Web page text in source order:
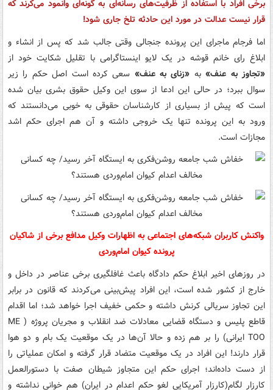
برخی افراد با استفاده از ظرفیت‌های رسانهای به گونه‌ای وانمود می‌کرند که
قرار نیست عدالت در مورد این حادثه تلخ جاری شود!
اما فرجام ماجرای این پرونده جنجالی وقتی جالب شد که پس از انشاء و
ابلاغ رای خانم قوشه در یک لایو اینستاگرامی با تقلیل شکایت خود از
«تجاوز به عنف»به «زنای به عنف» سعی کرده است اصل حکم را زیر
سوال ببرد؛ در حالی این ادعا از سوی این وکیل حقوق بشری بیان شده
است که پیش از بسیاری از کارشناسان حقوقی به خوبی می‌دانستند که
ورود به این پرونده تنها یک خروجی داشته و آن هم اجرای حکم اشد
مجازات است.
واکنش کاربران شبکه‌های اجتماعی به اظهارات وکیل مدافع برخی از شاکیان
پرونده کیوان امام‌وردی
در روزهای اخیر ابلاغ حکم دادگاه باعث غافلگیری برخی عناصر در داخل و
خارج از کشور شده است، این افراد پیش‌بینی می‌کردند که قانون در برابر
این تجاوز سریالی کرنش داشته و حکمی خفیف اجرا خواهد شد؛ اما اقدام
قاطع پلیس و دستگاه قضایی معادلات ضد انقلاب و مجریان پروژه ( ME
TOO ایرانی) را بر هم زده و حالا آن‌ها در یک موقعیت یک بام و دو هوا
قرار دارند! این افراد در یک موقعیت متضاد قرار گرفته و امکان عملیاتی را
از دست داده‌اند؛ اجرای حکم این متجاوز شیطان صفت با دستورالعمل
کارزار لگام(کارزار آمریکایی لغو حکم اعدام در ایران) هم خوانی نداشته و